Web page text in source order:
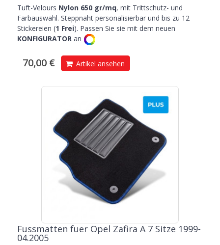
Tuft-Velours Nylon 650 gr/mq, mit Trittschutz- und
Farbauswahl. Steppnaht personalisierbar und bis zu 12
Stickereien (1 Frei). Passen Sie sie mit dem neuen
KONFIGURATOR an
70,00 € Artikel ansehen
Fussmatten fuer Opel Zafira A 7 Sitze 1999-
04.2005